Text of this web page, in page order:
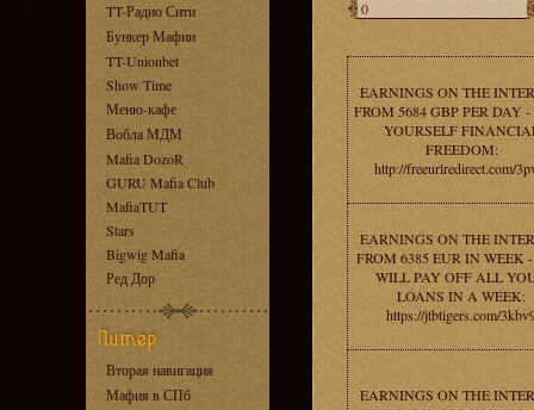
TT-Радио Сити
Бункер Мафии
TT-Unionbet
Show Time
Меню-кафе
Вобла МДМ
Mafia DozoR
GURU Mafia Club
MafiaTUT
Stars
Bigwig Mafia
Ред Дор
Вторая навигация
Мафия в СПб
EARNINGS ON THE
FROM 5684 GBP PER DAY
YOURSELF
FREEDOM:
http://freeurlredirect.com/
EARNINGS ON THE
FROM 6385 EUR IN WEEK
WILL PAY OFF ALL
LOANS IN A WEEK:
https://jtbtigers.com/
EARNINGS ON THE